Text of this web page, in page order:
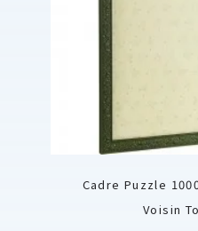
Cadre Puzzle
Voisin